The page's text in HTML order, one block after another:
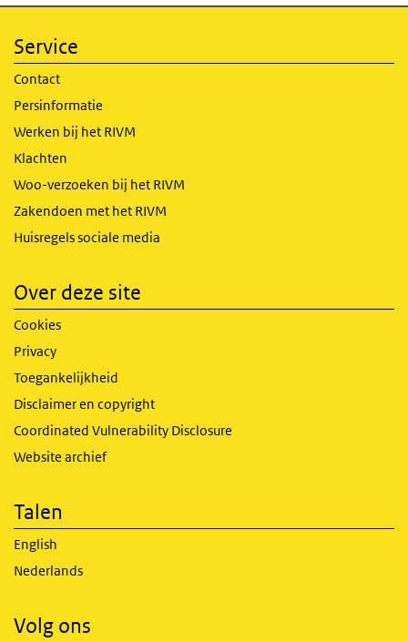
Service
Contact
Persinformatie
Werken bij het RIVM
Klachten
Woo-verzoeken bij het RIVM
Zakendoen met het RIVM
Huisregels sociale media
Over deze site
Cookies
Privacy
Toegankelijkheid
Disclaimer en copyright
Coordinated Vulnerability Disclosure
Website archief
Talen
English
Nederlands
Volg ons